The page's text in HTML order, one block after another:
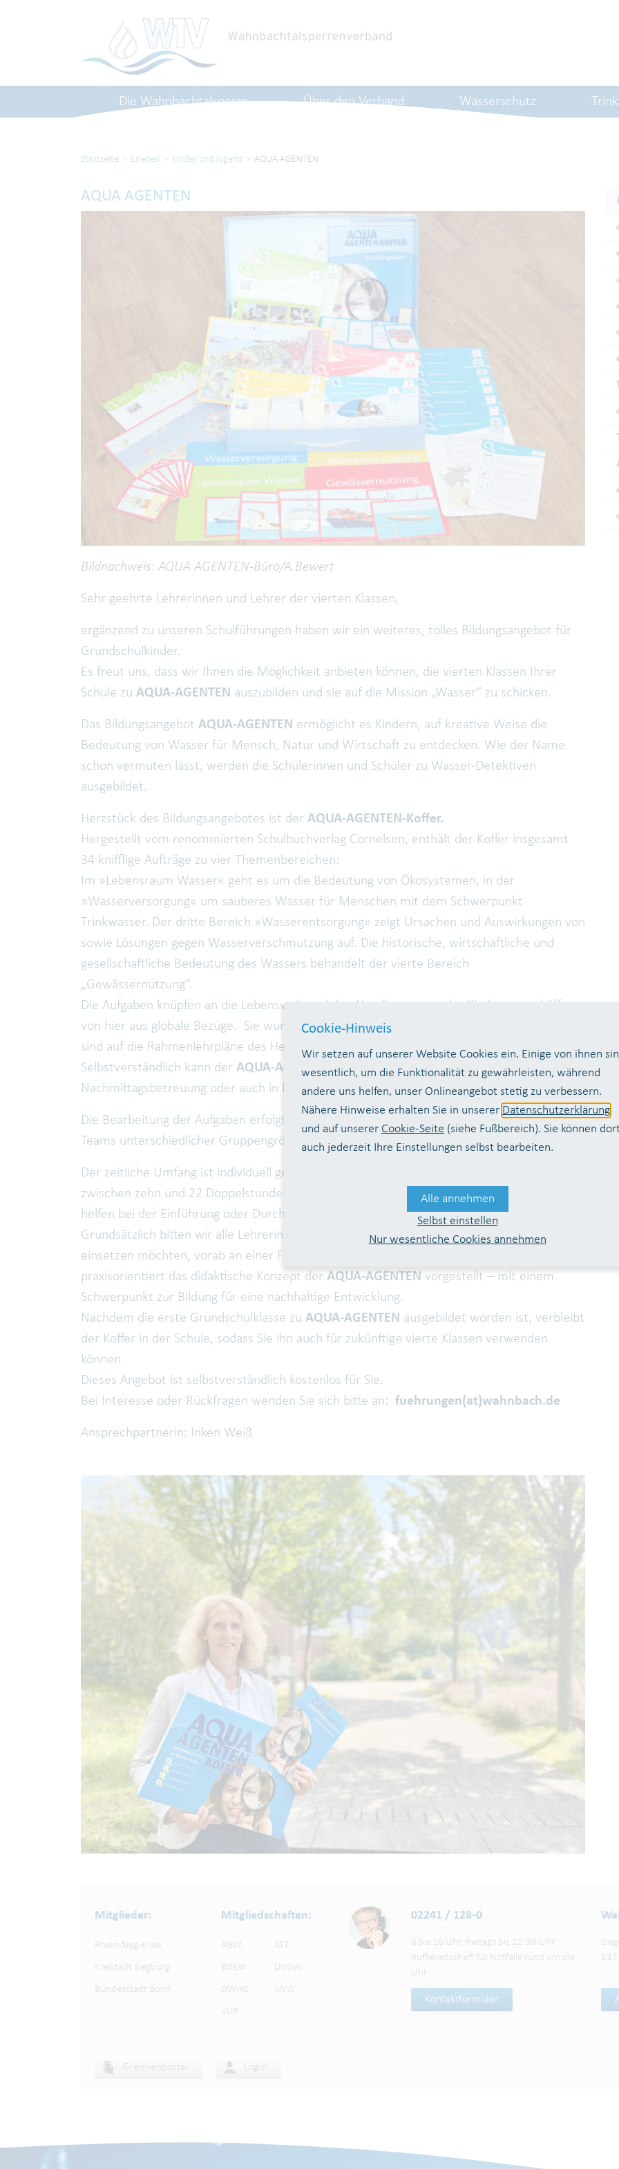
Die Wahnbachtalsperre Über den Verband Wasserschutz
Startseite Erleben Kinder und Jugend AQUA AGENTEN
AQUA AGENTEN
Bildnachweis: AQUA AGENTEN-Büro/A.Bewert
Sehr geehrte Lehrerinnen und Lehrer der vierten Klassen,
ergänzend zu unseren Schulführungen haben wir ein weiteres, tolles Bildungsangebot für
Grundschulkinder.
Es freut uns, dass wir Ihnen die Möglichkeit anbieten können, die vierten Klassen Ihrer
Schule zu AQUA-AGENTEN auszubilden und sie auf die Mission „Wasser“ zu schicken.
Das Bildungsangebot AQUA-AGENTEN ermöglicht es Kindern, auf kreative Weise die
Bedeutung von Wasser für Mensch, Natur und Wirtschaft zu entdecken. Wie der Name
schon vermuten lässt, werden die Schülerinnen und Schüler zu Wasser-Detektiven
ausgebildet.
Herzstück des Bildungsangebotes ist der AQUA-AGENTEN-Koffer.
Hergestellt vom renommierten Schulbuchverlag Cornelsen, enthält der Koffer insgesamt
34 knifflige Aufträge zu vier Themenbereichen:
Im »Lebensraum Wasser« geht es um die Bedeutung von Ökosystemen, in der
»Wasserversorgung« um sauberes Wasser für Menschen mit dem Schwerpunkt
Trinkwasser. Der dritte Bereich »Wasserentsorgung« zeigt Ursachen und Auswirkungen von
sowie Lösungen gegen Wasserverschmutzung auf. Die historische, wirtschaftliche und
gesellschaftliche Bedeutung des Wassers behandelt der vierte Bereich
„Gewässernutzung“.
Die Aufgaben knüpfen an die Lebenswelt und den Handlungsraum der Kinder an und öffnen
von hier aus globale Bezüge. Sie wurden eigens für dieses Bildungsangebot entwickelt und
sind auf die Rahmenlehrpläne des Heimat- und Sachunterrichts abgestimmt.
Selbstverständlich kann der AQUA-AGENTEN-Kofferaber auch fächerübergreifend, in der
Nachmittagsbetreuung oder auch in Form einer Projektwoche eingesetzt werden.
Die Bearbeitung der Aufgaben erfolgt selbstorganisiert in Einzelarbeit oder gemeinsam in
Teams unterschiedlicher Gruppengröße.
Der zeitliche Umfang ist individuell gestaltbar, empfohlen wird ein Bearbeitungszeitraum
zwischen zehn und 22 Doppelstunden. Gerne kommen wir zu Ihnen in die Schule und
helfen bei der Einführung oder Durchführung der Aufgaben.
Grundsätzlich bitten wir alle Lehrerinnen und Lehrer, die denAQUA-AGENTEN-Koffer
einsetzen möchten, vorab an einer Fortbildung teilzunehmen. In der Fortbildung wird
praxisorientiert das didaktische Konzept der AQUA-AGENTEN vorgestellt – mit einem
Schwerpunkt zur Bildung für eine nachhaltige Entwicklung.
Nachdem die erste Grundschulklasse zu AQUA-AGENTEN ausgebildet worden ist, verbleibt
der Koffer in der Schule, sodass Sie ihn auch für zukünftige vierte Klassen verwenden
können.
Dieses Angebot ist selbstverständlich kostenlos für Sie.
Bei Interesse oder Rückfragen wenden Sie sich bitte an: fuehrungen(at)wahnbach.de
Ansprechpartnerin: Inken Weiß
Mitglieder:
Rhein-Sieg-Kreis
Kreistadt Siegburg
Bundesstadt Bonn
Mitgliedschaften:
AGW ATT
BDEW DVGW
DWHG IWW
VUP
02241 / 128-0
8 bis 16 Uhr, freitags bis 12:30 Uhr
Rufbereitschaft für Notfälle rund um die
Uhr
Kontaktformular
Gremienportal Login
Cookie-Hinweis
Wir setzen auf unserer Website Cookies ein. Einige von ihnen
wesentlich, um die Funktionalität zu gewährleisten, während
andere uns helfen, unser Onlineangebot stetig zu verbessern.
Nähere Hinweise erhalten Sie in unserer Datenschutzerklärung
und auf unserer Cookie-Seite (siehe Fußbereich). Sie können
auch jederzeit Ihre Einstellungen selbst bearbeiten.
Alle annehmen
Selbst einstellen
Nur wesentliche Cookies annehmen